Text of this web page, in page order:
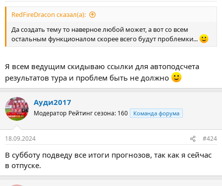
RedFireDracon сказал(а):
Да создать тему то наверное любой может, а вот со всем
остальным функционалом скорее всего будут проблемки...
Я всем ведущим скидываю ссылки для автоподсчета
результатов тура и проблем быть не должно
Ауди2017
Модератор Рейтинг сезона: 160 Команда форума
18.09.2024 #424
В субботу подведу все итоги прогнозов, так как я сейчас
в отпуске.